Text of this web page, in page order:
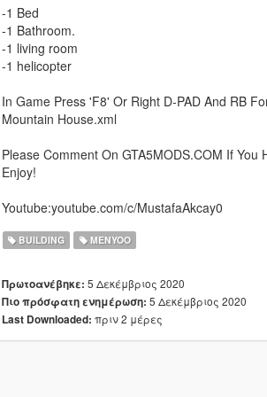
-1 Bed
-1 Bathroom.
-1 living room
-1 helicopter
In Game Press 'F8' Or Right D-PAD And RB
Mountain House.xml
Please Comment On GTA5MODS.COM If You
Enjoy!
Youtube:youtube.com/c/MustafaAkcay0
BUILDING MENYOO
Πρωτοανέβηκε: 5 Δεκέμβριος 2020
Πιο πρόσφατη ενημέρωση: 5 Δεκέμβριος 2020
Last Downloaded: πριν 2 μέρες